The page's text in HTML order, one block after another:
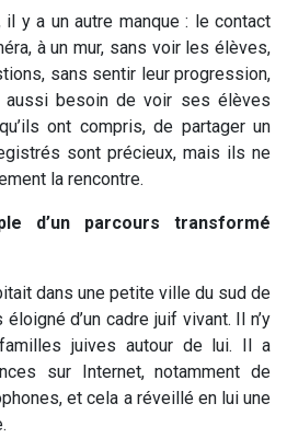
y a un autre manque : le contact
à un mur, sans voir les élèves,
sans sentir leur progression,
aussi besoin de voir ses élèves
ont compris, de partager un
sont précieux, mais ils ne
la rencontre.
d’un parcours transformé
dans une petite ville du sud de
d’un cadre juif vivant. Il n’y
juives autour de lui. Il a
sur Internet, notamment de
et cela a réveillé en lui une